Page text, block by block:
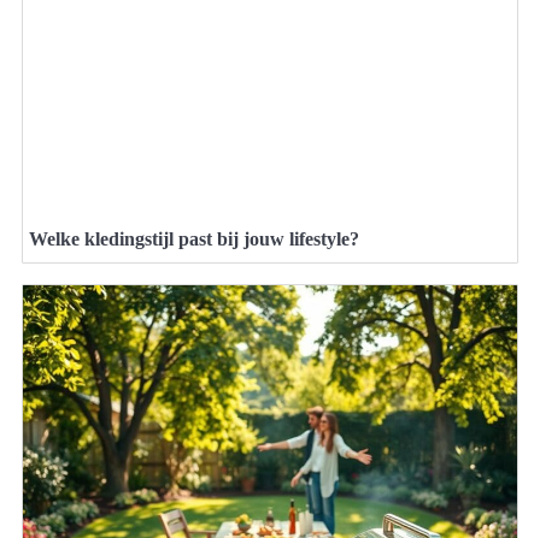
Welke kledingstijl past bij jouw lifestyle?